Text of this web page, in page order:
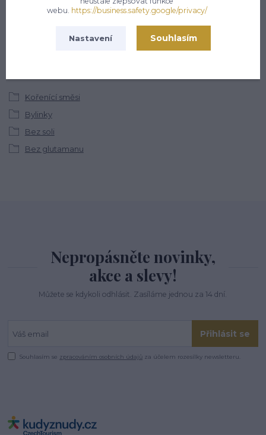
Kořenící směsi
Bylinky
Bez soli
Bez glutamanu
(Po-Pá, 8-16 hod.)
info@hsmarket.cz
Nepropásněte novinky,
akce a slevy!
Můžete se kdykoli odhlásit. Zasíláme jednou za 14 dní.
Přihlásit se
Souhlasím se zpracováním osobních údajů za účelem rozesílky newsletteru.
webu. https://business.safety.google/privacy/
Nastavení Souhlasím